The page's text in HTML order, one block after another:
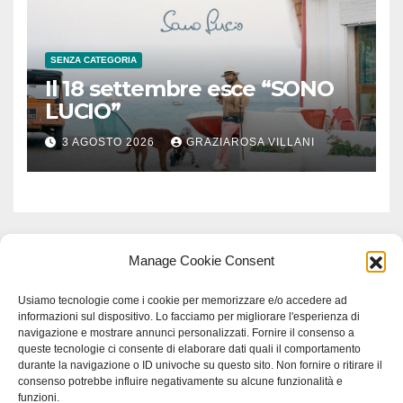
Manage Cookie Consent
Usiamo tecnologie come i cookie per memorizzare e/o accedere ad
informazioni sul dispositivo. Lo facciamo per migliorare l'esperienza di
navigazione e mostrare annunci personalizzati. Fornire il consenso a
queste tecnologie ci consente di elaborare dati quali il comportamento
durante la navigazione o ID univoche su questo sito. Non fornire o ritirare il
consenso potrebbe influire negativamente su alcune funzionalità e
funzioni.
SENZA CATEGORIA
Il 18 settembre esce “SONO
LUCIO”
3 AGOSTO 2026 GRAZIAROSA VILLANI